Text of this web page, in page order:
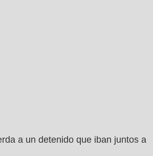
a un detenido que iban juntos a